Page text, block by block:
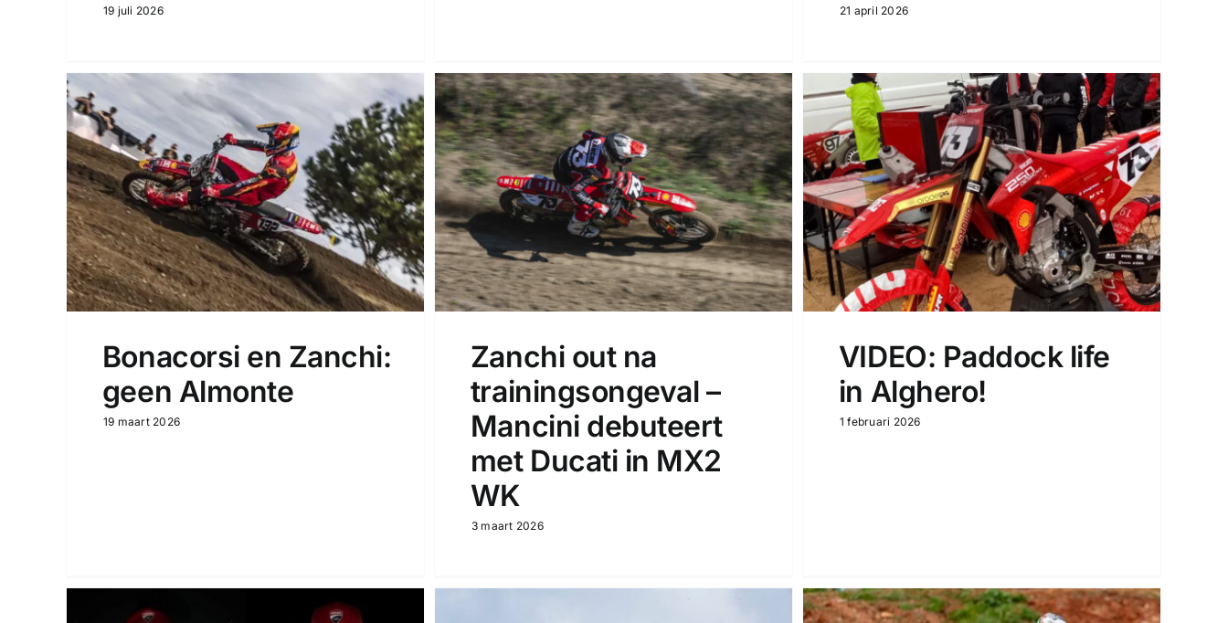
19 juli 2026 21 april 2026
Bonacorsi en Zanchi:
geen Almonte
19 maart 2026
Zanchi out na
trainingsongeval –
Mancini debuteert
met Ducati in MX2
WK
3 maart 2026
VIDEO: Paddock life
in Alghero!
1 februari 2026